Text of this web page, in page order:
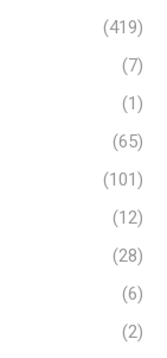
(419)
(7)
(1)
(65)
(101)
(12)
(28)
(6)
(2)